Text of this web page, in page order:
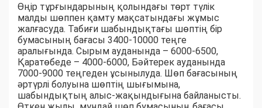
Өңір тұрғындарының қолындағы төрт түлік
малды шөппен қамту мақсатындағы жұмыс
жалғасуда. Табиғи шабындықтағы шөптің бір
бумасының бағасы 3400-10000 теңге
аралығында. Сырым ауданында – 6000-6500,
Қаратөбеде – 4000-6000, Бәйтерек ауданында
7000-9000 теңгеден ұсынылуда. Шөп бағасының
әртүрлі болуына шөптің шығымына,
шабындықтың алыс-жақындығына байланысты.